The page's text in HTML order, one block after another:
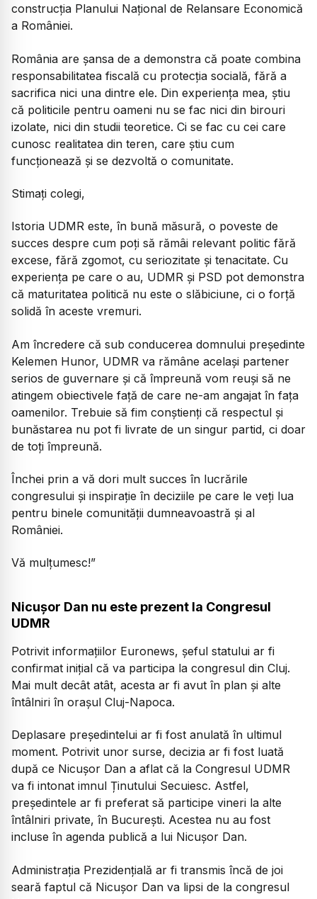
construcția Planului Național de Relansare Economică
a României.
România are șansa de a demonstra că poate combina
responsabilitatea fiscală cu protecția socială, fără a
sacrifica nici una dintre ele. Din experiența mea, știu
că politicile pentru oameni nu se fac nici din birouri
izolate, nici din studii teoretice. Ci se fac cu cei care
cunosc realitatea din teren, care știu cum
funcționează și se dezvoltă o comunitate.
Stimați colegi,
Istoria UDMR este, în bună măsură, o poveste de
succes despre cum poți să rămâi relevant politic fără
excese, fără zgomot, cu seriozitate și tenacitate. Cu
experiența pe care o au, UDMR și PSD pot demonstra
că maturitatea politică nu este o slăbiciune, ci o forță
solidă în aceste vremuri.
Am încredere că sub conducerea domnului președinte
Kelemen Hunor, UDMR va rămâne același partener
serios de guvernare și că împreună vom reuși să ne
atingem obiectivele față de care ne-am angajat în fața
oamenilor. Trebuie să fim conștienți că respectul și
bunăstarea nu pot fi livrate de un singur partid, ci doar
de toți împreună.
Închei prin a vă dori mult succes în lucrările
congresului și inspirație în deciziile pe care le veți lua
pentru binele comunității dumneavoastră și al
României.
Vă mulțumesc!”
Nicușor Dan nu este prezent la Congresul
UDMR
Potrivit informațiilor Euronews, șeful statului ar fi
confirmat inițial că va participa la congresul din Cluj.
Mai mult decât atât, acesta ar fi avut în plan și alte
întâlniri în orașul Cluj-Napoca.
Deplasare președintelui ar fi fost anulată în ultimul
moment. Potrivit unor surse, decizia ar fi fost luată
după ce Nicușor Dan a aflat că la Congresul UDMR
va fi intonat imnul Ținutului Secuiesc. Astfel,
președintele ar fi preferat să participe vineri la alte
întâlniri private, în București. Acestea nu au fost
incluse în agenda publică a lui Nicușor Dan.
Administrația Prezidențială ar fi transmis încă de joi
seară faptul că Nicușor Dan va lipsi de la congresul